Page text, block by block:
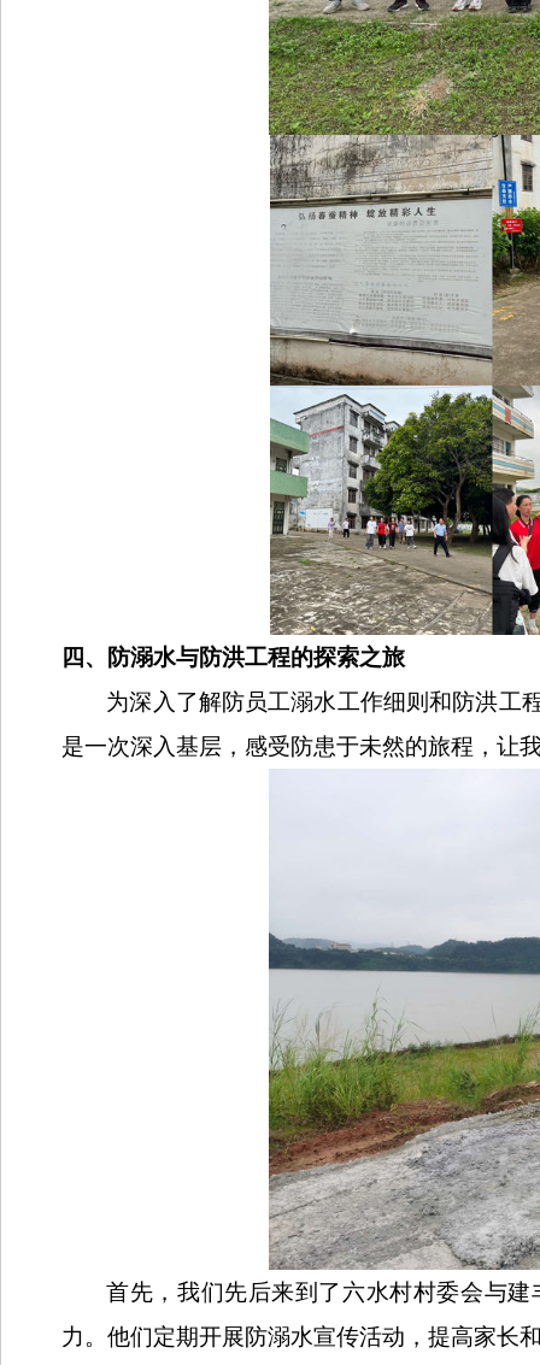
四、防溺水与防洪工程的探索之旅
为深入了解防员工溺水工作细则和防洪工
是一次深入基层，感受防患于未然的旅程，让
首先，我们先后来到了六水村村委会与
力。他们定期开展防溺水宣传活动，提高家长